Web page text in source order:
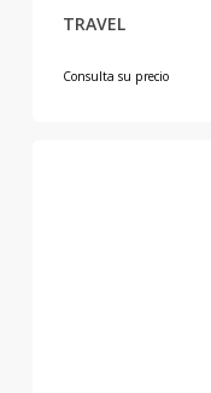
TRAVEL
Consulta su precio